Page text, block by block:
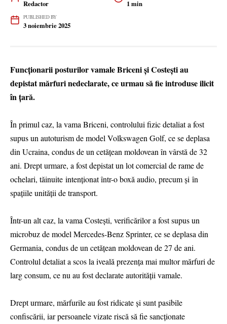
Redactor 1 min
PUBLISHED BY
3 noiembrie 2025
Funcționarii posturilor vamale Briceni și Costești au
depistat mărfuri nedeclarate, ce urmau să fie introduse ilicit
în țară.
În primul caz, la vama Briceni, controlului fizic detaliat a fost
supus un autoturism de model Volkswagen Golf, ce se deplasa
din Ucraina, condus de un cetățean moldovean în vârstă de 32
ani. Drept urmare, a fost depistat un lot comercial de rame de
ochelari, tăinuite intenționat într-o boxă audio, precum și în
spațiile unității de transport.
Într-un alt caz, la vama Costești, verificărilor a fost supus un
microbuz de model Mercedes-Benz Sprinter, ce se deplasa din
Germania, condus de un cetățean moldovean de 27 de ani.
Controlul detaliat a scos la iveală prezența mai multor mărfuri de
larg consum, ce nu au fost declarate autorității vamale.
Drept urmare, mărfurile au fost ridicate și sunt pasibile
confiscării, iar persoanele vizate riscă să fie sancționate